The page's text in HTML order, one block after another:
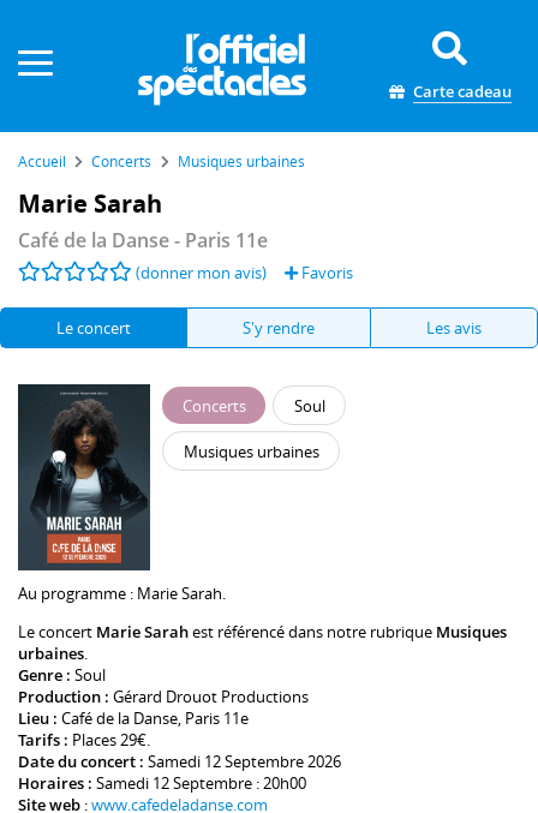
Carte cadeau
Accueil Concerts Musiques urbaines
Marie Sarah
Café de la Danse- Paris 11e
(donner mon avis) Favoris
Le concert S'y rendre Les avis
Concerts Soul
Musiques urbaines
Au programme : Marie Sarah.
Le concert Marie Sarahest référencé dans notre rubrique Musiques
urbaines.
Genre : Soul
Production : Gérard Drouot Productions
Lieu : Café de la Danse, Paris 11e
Tarifs : Places 29€.
Date du concert : Samedi 12 Septembre 2026
Horaires : Samedi 12 Septembre : 20h00
Site web :www.cafedeladanse.com